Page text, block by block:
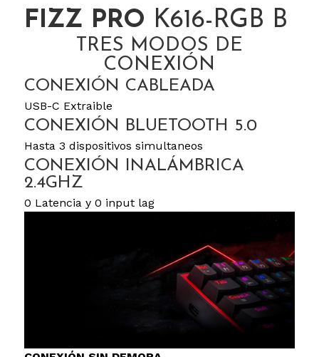
FIZZ PRO K616-RGB B
TRES MODOS DE
CONEXIÓN
CONEXIÓN CABLEADA
USB-C Extraible
CONEXIÓN BLUETOOTH 5.0
Hasta 3 dispositivos simultaneos
CONEXIÓN INALÁMBRICA
2.4GHZ
0 Latencia y 0 input lag